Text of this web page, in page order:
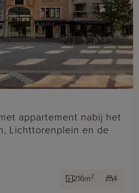
appartement nabij het
Lichttorenplein en de
216m2 4